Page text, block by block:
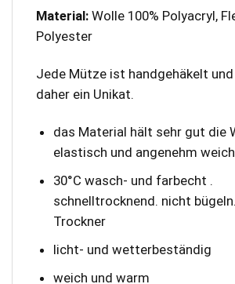
Material: Wolle 100% Polyacryl,
Polyester
Jede Mütze ist handgehäkelt
daher ein Unikat.
das Material hält sehr gut die
elastisch und angenehm weich
30°C wasch- und farbecht .
schnelltrocknend. nicht
Trockner
licht- und wetterbeständig
weich und warm